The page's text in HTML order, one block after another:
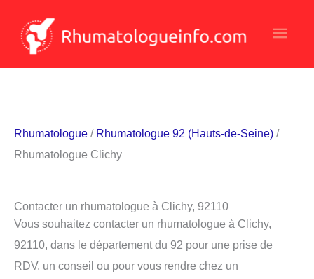
contenu
Rhumatologue / Rhumatologue 92 (Hauts-de-Seine) /
Rhumatologue Clichy
Contacter un rhumatologue à Clichy, 92110
Vous souhaitez contacter un rhumatologue à Clichy,
92110, dans le département du 92 pour une prise de
RDV, un conseil ou pour vous rendre chez un